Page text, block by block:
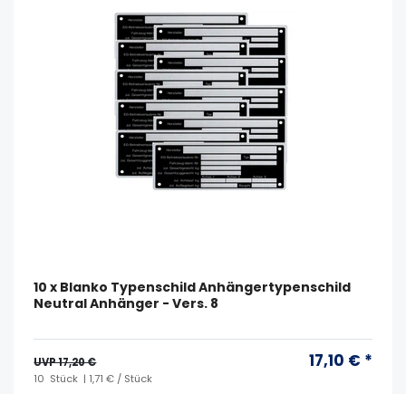
10 x Blanko Typenschild Anhängertypenschild
Neutral Anhänger - Vers. 8
UVP 17,20 € 17,10 € *
10 Stück | 1,71 € / Stück